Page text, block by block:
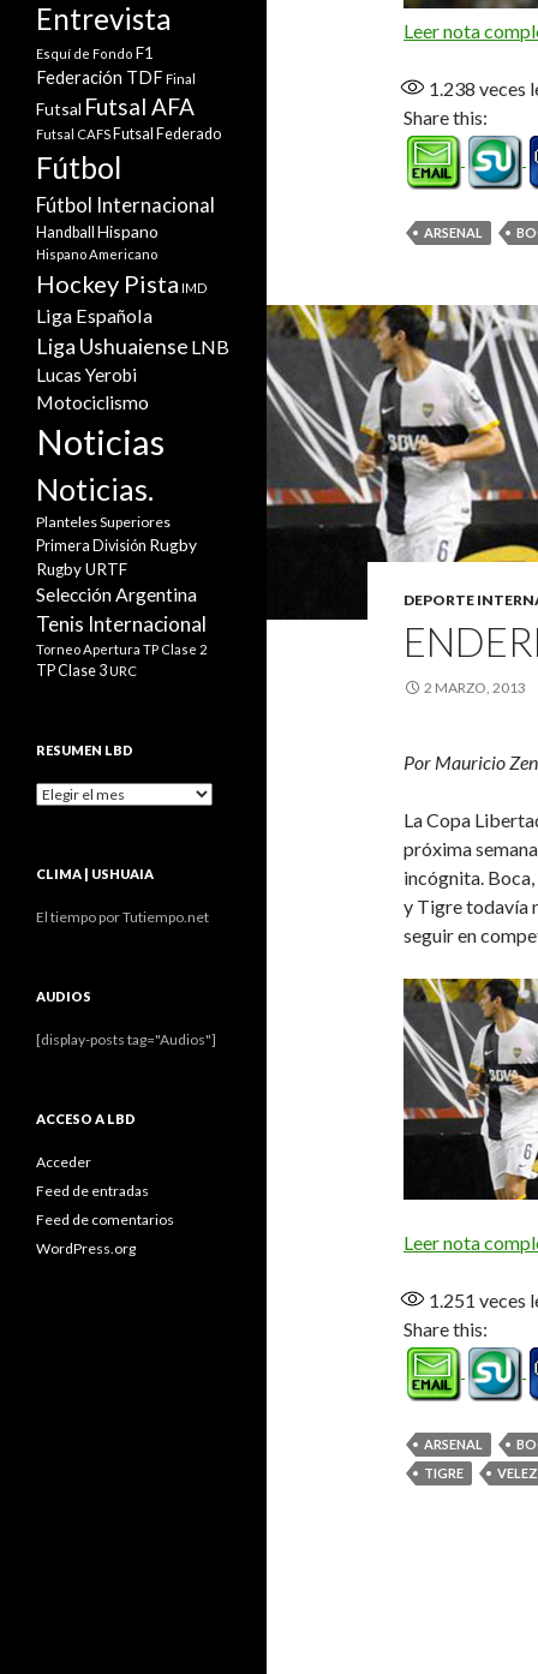
Leer nota
1.238 veces
Share this:
ARSENAL
DEPORTE
2 MARZO, 2013
Por Mauricio
La Copa
próxima
incógnita.
y Tigre todavía
seguir en
Leer nota
1.251 veces
Share this:
ARSENAL
TIGRE
VELEZ
Entrevista
Esquí de Fondo F1
Federación TDF Final
Futsal Futsal AFA
Futsal CAFS Futsal Federado
Fútbol
Fútbol Internacional
Handball Hispano
Hispano Americano
Hockey Pista IMD
Liga Española
Liga Ushuaiense LNB
Lucas Yerobi
Motociclismo
Noticias
Noticias.
Planteles Superiores
Primera División Rugby
Rugby URTF
Selección Argentina
Tenis Internacional
Torneo Apertura TP Clase 2
TP Clase 3URC
RESUMEN LBD
Resumen
CLIMA | USHUAIA
El tiempo por Tutiempo.net
AUDIOS
[display-posts tag="Audios"]
ACCESO A LBD
Acceder
Feed de entradas
Feed de comentarios
WordPress.org